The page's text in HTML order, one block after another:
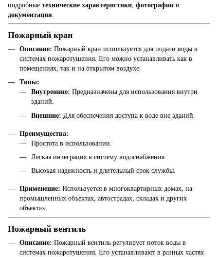
подробные технические характеристики, фотографии и
документация.
Пожарный кран
Описание: Пожарный кран используется для подачи воды в
системах пожаротушения. Его можно устанавливать как в
помещениях, так и на открытом воздухе.
Типы:
Внутренние: Предназначены для использования внутри
зданий.
Внешние: Для обеспечения доступа к воде вне зданий.
Преимущества:
Простота в использовании.
Легкая интеграция в систему водоснабжения.
Высокая надежность и длительный срок службы.
Применение: Используется в многоквартирных домах, на
промышленных объектах, автострадах, складах и других
объектах.
Пожарный вентиль
Описание: Пожарный вентиль регулирует поток воды в
системах пожаротушения. Его устанавливают в разных частях